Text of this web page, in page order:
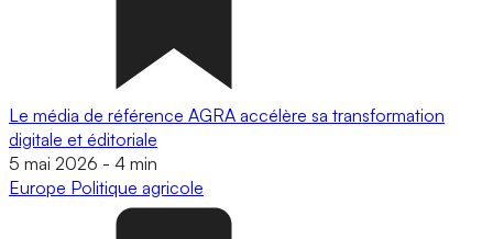
Le média de référence AGRA accélère sa transformation
digitale et éditoriale
5 mai 2026 - 4 min
Europe Politique agricole